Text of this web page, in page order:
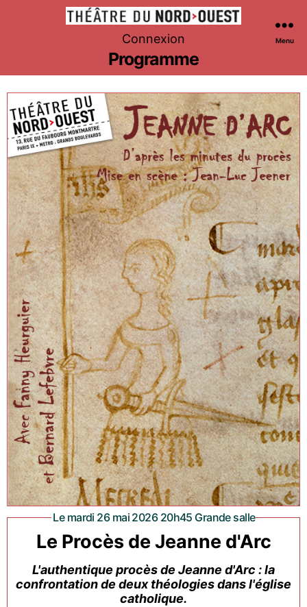
Théâtre
du
Nord-
Ouest
Connexion Menu
Programme
Le mardi 26 mai 2026 20h45 Grande salle
Le Procès de Jeanne d'Arc
L'authentique procès de Jeanne d'Arc : la
confrontation de deux théologies dans l'église
catholique.